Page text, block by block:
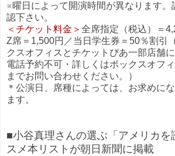
※曜日によって開演時間が異なります。
認下さい。
＜チケット料金＞ 全席指定（税込）＝
Z席＝1,500円／当日学生券＝50％割引
クスオフィスとチケットぴあ一部店舗
電話予約不可・詳しくはボックスオフ
までお問い合わせください。）
＊公演日、席種によっては、お求めに
ます。
■小谷真理さんの選ぶ「アメリカを
スメ本リストが朝日新聞に掲載